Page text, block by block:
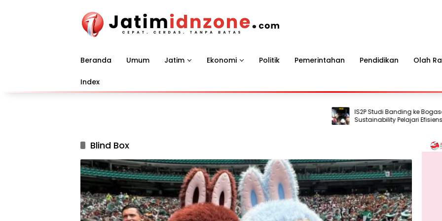
Beranda Umum Jatim Ekonomi Politik Pemerintahan Pendidikan Olah
Index
IS2P Studi Banding ke Bogasari,
Sustainability Pelajari Efisiensi
Air
Blind Box